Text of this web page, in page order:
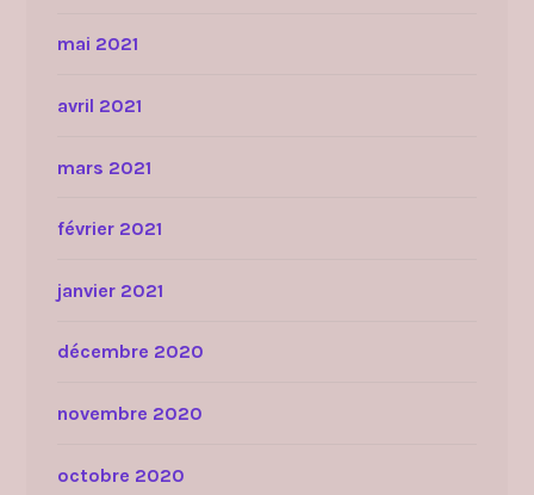
mai 2021
avril 2021
mars 2021
février 2021
janvier 2021
décembre 2020
novembre 2020
octobre 2020